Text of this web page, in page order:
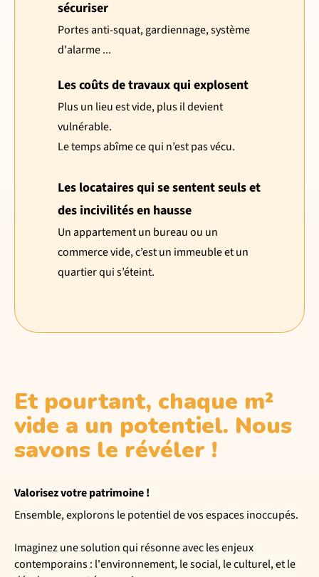
sécuriser
Portes anti-squat, gardiennage, système
d'alarme ...
Les coûts de travaux qui explosent
Plus un lieu est vide, plus il devient
vulnérable.
Le temps abîme ce qui n’est pas vécu.
Les locataires qui se sentent seuls et
des incivilités en hausse
Un appartement un bureau ou un
commerce vide, c’est un immeuble et un
quartier qui s’éteint.
Et pourtant, chaque m²
vide a un potentiel. Nous
savons le révéler !
Valorisez votre patrimoine !
Ensemble, explorons le potentiel de vos espaces inoccupés.
Imaginez une solution qui résonne avec les enjeux
contemporains : l'environnement, le social, le culturel, et le